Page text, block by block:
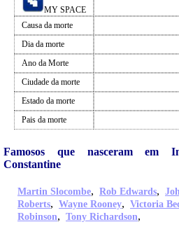
MY SPACE
Causa da morte
Dia da morte
Ano da Morte
Ciudade da morte
Estado da morte
Pais da morte
Famosos que nasceram em
Constantine
Martin Slocombe, Rob Edwards,
Roberts, Wayne Rooney, Victoria
Robinson, Tony Richardson,